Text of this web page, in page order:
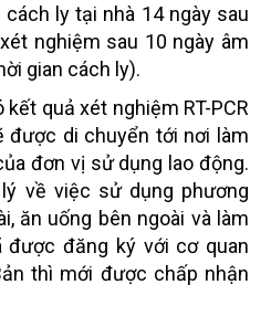
ly tại nhà 14 ngày sau
nghiệm sau 10 ngày âm
gian cách ly).
quả xét nghiệm RT-PCR
được di chuyển tới nơi làm
đơn vị sử dụng lao động.
về việc sử dụng phương
ăn uống bên ngoài và làm
đăng ký với cơ quan
thì mới được chấp nhận